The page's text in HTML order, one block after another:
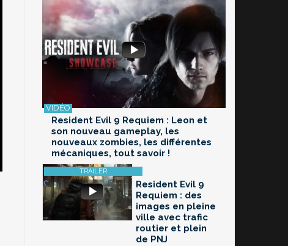
Resident Evil 9 Requiem : Leon et
son nouveau gameplay, les
nouveaux zombies, les différentes
mécaniques, tout savoir !
Resident Evil 9
Requiem : des
images en pleine
ville avec trafic
routier et plein
de PNJ